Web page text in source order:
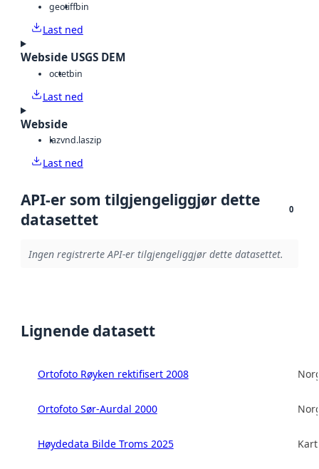
geotiffbin
Last ned
Webside USGS DEM
octetbin
Last ned
Webside
lazvnd.laszip
Last ned
API-er som tilgjengeliggjør dette
datasettet
0
Ingen registrerte API-er tilgjengeliggjør dette datasettet.
Lignende datasett
Ortofoto Røyken rektifisert 2008
Ortofoto Sør-Aurdal 2000
Høydedata Bilde Troms 2025